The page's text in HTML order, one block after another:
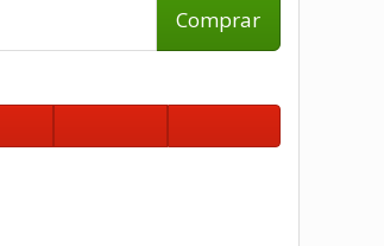
Comprar